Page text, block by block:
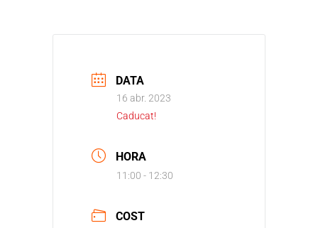
DATA
16 abr. 2023
Caducat!
HORA
11:00 - 12:30
COST